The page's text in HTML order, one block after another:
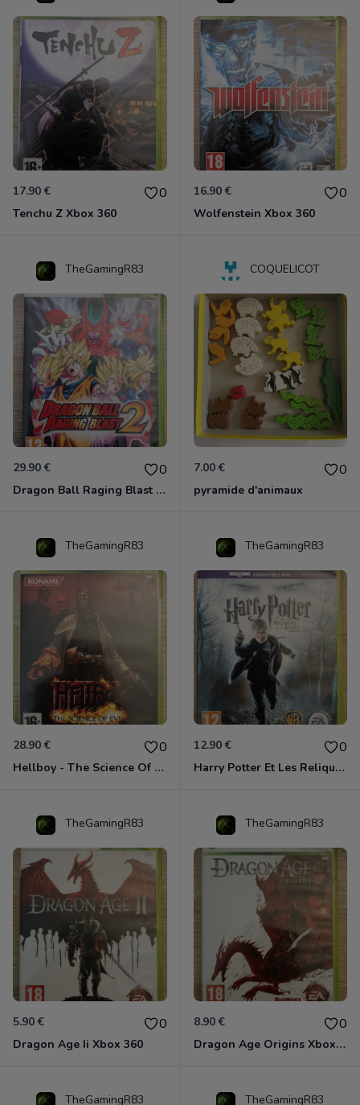
17.90 € 0
Tenchu Z Xbox 360
16.90 € 0
Wolfenstein Xbox 360
TheGamingR83
29.90 € 0
Dragon Ball Raging Blast 2 Xbox 360
COQUELICOT
7.00 € 0
pyramide d'animaux
TheGamingR83
28.90 € 0
Hellboy - The Science Of Evil Xbox 360
TheGamingR83
12.90 € 0
Harry Potter Et Les Reliques De La Mort - 1ère Partie Xbox 360
TheGamingR83
5.90 € 0
Dragon Age Ii Xbox 360
TheGamingR83
8.90 € 0
Dragon Age Origins Xbox 360
TheGamingR83 TheGamingR83